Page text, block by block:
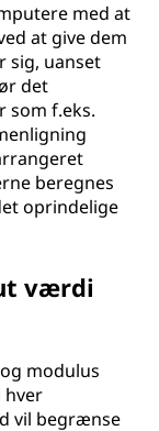
med at
at give dem
sig, uanset
det
som f.eks.
beregnes
oprindelige
værdi
modulus
hver
vil begrænse